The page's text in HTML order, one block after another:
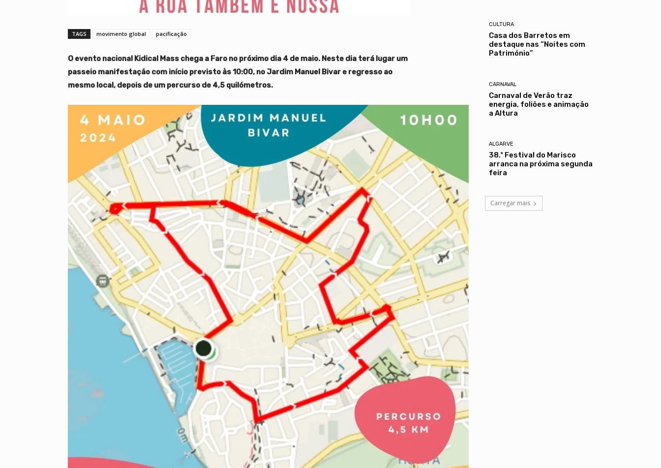
TAGS movimento global pacificação
O evento nacional Kidical Mass chega a Faro no próximo dia 4 de maio. Neste dia terá lugar um
passeio manifestação com início previsto às 10:00, no Jardim Manuel Bivar e regresso ao
mesmo local, depois de um percurso de 4,5 quilómetros.
CULTURA
Casa dos Barretos em
destaque nas “Noites com
Património”
CARNAVAL
Carnaval de Verão traz
energia, foliões e animação
a Altura
ALGARVE
38.º Festival do Marisco
arranca na próxima segunda
feira
Carregar mais